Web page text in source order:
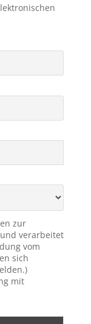
zur
verarbeitet
vom
sich
mit